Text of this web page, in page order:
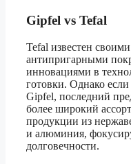
Gipfel vs Tefal
Tefal известен своими
антипригарными
инновациями в
готовки. Однако если
Gipfel, последний
более широкий
продукции из
и алюминия,
долговечности.